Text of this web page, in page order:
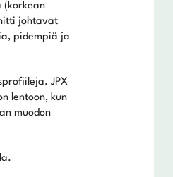
(korkean
johtavat
pidempiä ja
JPX
lentoon, kun
muodon